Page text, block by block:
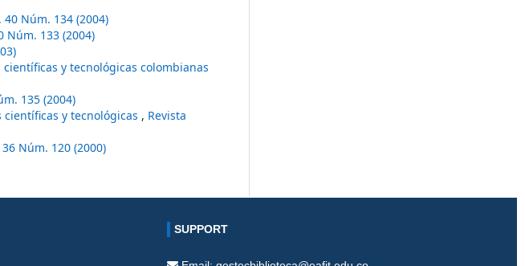
Núm. 134 (2004)
Núm. 133 (2004)
y tecnológicas colombianas
135 (2004)
y tecnológicas , Revista
Núm. 120 (2000)
SUPPORT